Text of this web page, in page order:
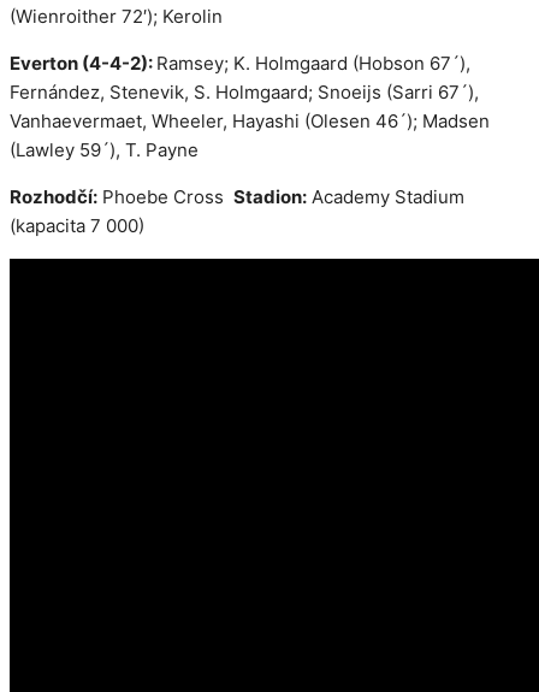
(Wienroither 72′); Kerolin
Everton (4-4-2): Ramsey; K. Holmgaard (Hobson 67´),
Fernández, Stenevik, S. Holmgaard; Snoeijs (Sarri 67´),
Vanhaevermaet, Wheeler, Hayashi (Olesen 46´); Madsen
(Lawley 59´), T. Payne
Rozhodčí: Phoebe Cross Stadion: Academy Stadium
(kapacita 7 000)